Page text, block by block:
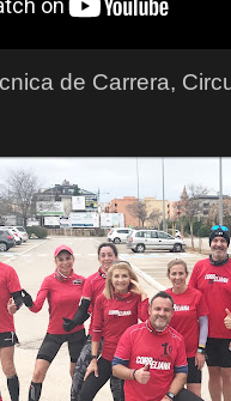
de Carrera,